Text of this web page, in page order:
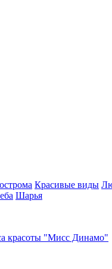
Красивые виды
Шарья